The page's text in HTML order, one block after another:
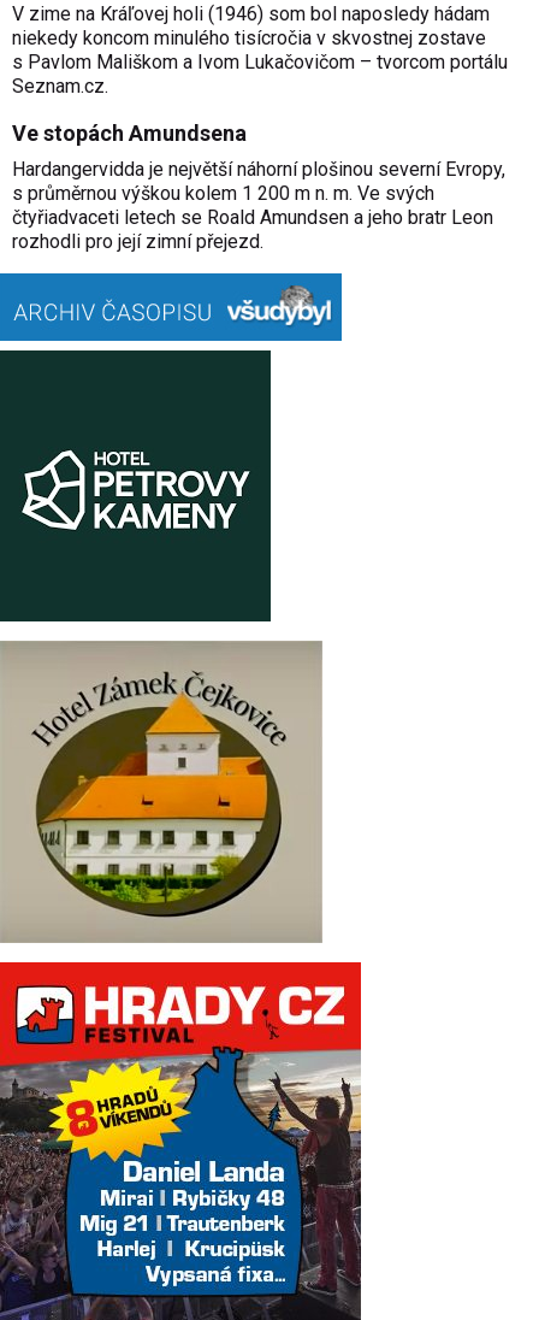
V zime na Kráľovej holi (1946) som bol naposledy hádam
niekedy koncom minulého tisícročia v skvostnej zostave
s Pavlom Mališkom a Ivom Lukačovičom – tvorcom portálu
Seznam.cz.
Ve stopách Amundsena
Hardangervidda je největší náhorní plošinou severní Evropy,
s průměrnou výškou kolem 1 200 m n. m. Ve svých
čtyřiadvaceti letech se Roald Amundsen a jeho bratr Leon
rozhodli pro její zimní přejezd.